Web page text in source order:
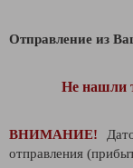
Отправление из
Не нашли
ВНИМАНИЕ!
отправления